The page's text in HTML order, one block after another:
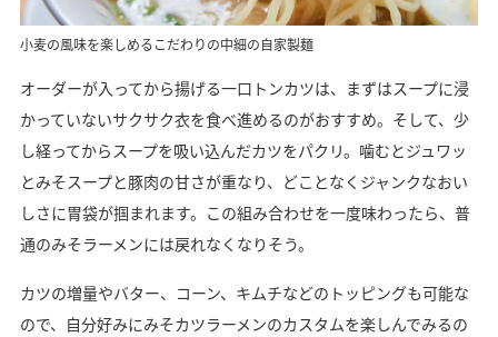
小麦の風味を楽しめるこだわりの中細の自家製麺
オーダーが入ってから揚げる一口トンカツは、まずはスープに浸
かっていないサクサク衣を食べ進めるのがおすすめ。そして、少
し経ってからスープを吸い込んだカツをパクリ。噛むとジュワッ
とみそスープと豚肉の甘さが重なり、どことなくジャンクなおい
しさに胃袋が掴まれます。この組み合わせを一度味わったら、普
通のみそラーメンには戻れなくなりそう。
カツの増量やバター、コーン、キムチなどのトッピングも可能な
ので、自分好みにみそカツラーメンのカスタムを楽しんでみるの